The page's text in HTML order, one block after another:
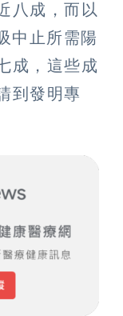
八成，而以
中止所需陽
成，這些成
到發明專